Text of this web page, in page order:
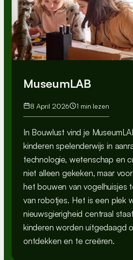
MuseumLAB
8 April 2026 1 min lezen
In Bouwlust vind je
kinderen spelenderwijs in
technologie, wetenschap en
niet alleen gekeken, maar
het bouwen van vogelhuisjes
van robotjes. Het is een plek
nieuwsgierigheid centraal
kinderen worden uitgedaagd
ontdekken en te creëren.